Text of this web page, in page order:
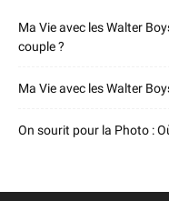
Ma Vie avec les Walter
couple ?
Ma Vie avec les Walter
On sourit pour la Photo :